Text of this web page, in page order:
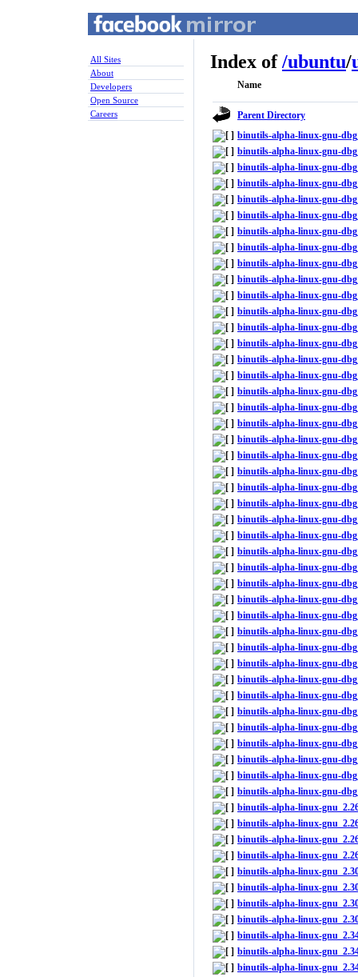
All Sites
About
Developers
Open Source
Careers
Index of/ubuntu/
Name
Parent Directory
binutils-alpha-linux-gnu-
binutils-alpha-linux-gnu-
binutils-alpha-linux-gnu-
binutils-alpha-linux-gnu-
binutils-alpha-linux-gnu-
binutils-alpha-linux-gnu-
binutils-alpha-linux-gnu-
binutils-alpha-linux-gnu-
binutils-alpha-linux-gnu-
binutils-alpha-linux-gnu-
binutils-alpha-linux-gnu-
binutils-alpha-linux-gnu-
binutils-alpha-linux-gnu-
binutils-alpha-linux-gnu-
binutils-alpha-linux-gnu-
binutils-alpha-linux-gnu-
binutils-alpha-linux-gnu-
binutils-alpha-linux-gnu-
binutils-alpha-linux-gnu-
binutils-alpha-linux-gnu-
binutils-alpha-linux-gnu-
binutils-alpha-linux-gnu-
binutils-alpha-linux-gnu-
binutils-alpha-linux-gnu-
binutils-alpha-linux-gnu-
binutils-alpha-linux-gnu-
binutils-alpha-linux-gnu-
binutils-alpha-linux-gnu-
binutils-alpha-linux-gnu-
binutils-alpha-linux-gnu-
binutils-alpha-linux-gnu-
binutils-alpha-linux-gnu-
binutils-alpha-linux-gnu-
binutils-alpha-linux-gnu-
binutils-alpha-linux-gnu-
binutils-alpha-linux-gnu-
binutils-alpha-linux-gnu-
binutils-alpha-linux-gnu-
binutils-alpha-linux-gnu-
binutils-alpha-linux-gnu-
binutils-alpha-linux-gnu-
binutils-alpha-linux-gnu-
binutils-alpha-linux-
binutils-alpha-linux-
binutils-alpha-linux-
binutils-alpha-linux-
binutils-alpha-linux-
binutils-alpha-linux-
binutils-alpha-linux-
binutils-alpha-linux-
binutils-alpha-linux-
binutils-alpha-linux-
binutils-alpha-linux-